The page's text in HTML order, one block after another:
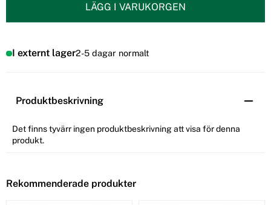
LÄGG I VARUKORGEN
I externt lager2-5 dagar normalt
Produktbeskrivning
Det finns tyvärr ingen produktbeskrivning att visa för denna
produkt.
Rekommenderade produkter